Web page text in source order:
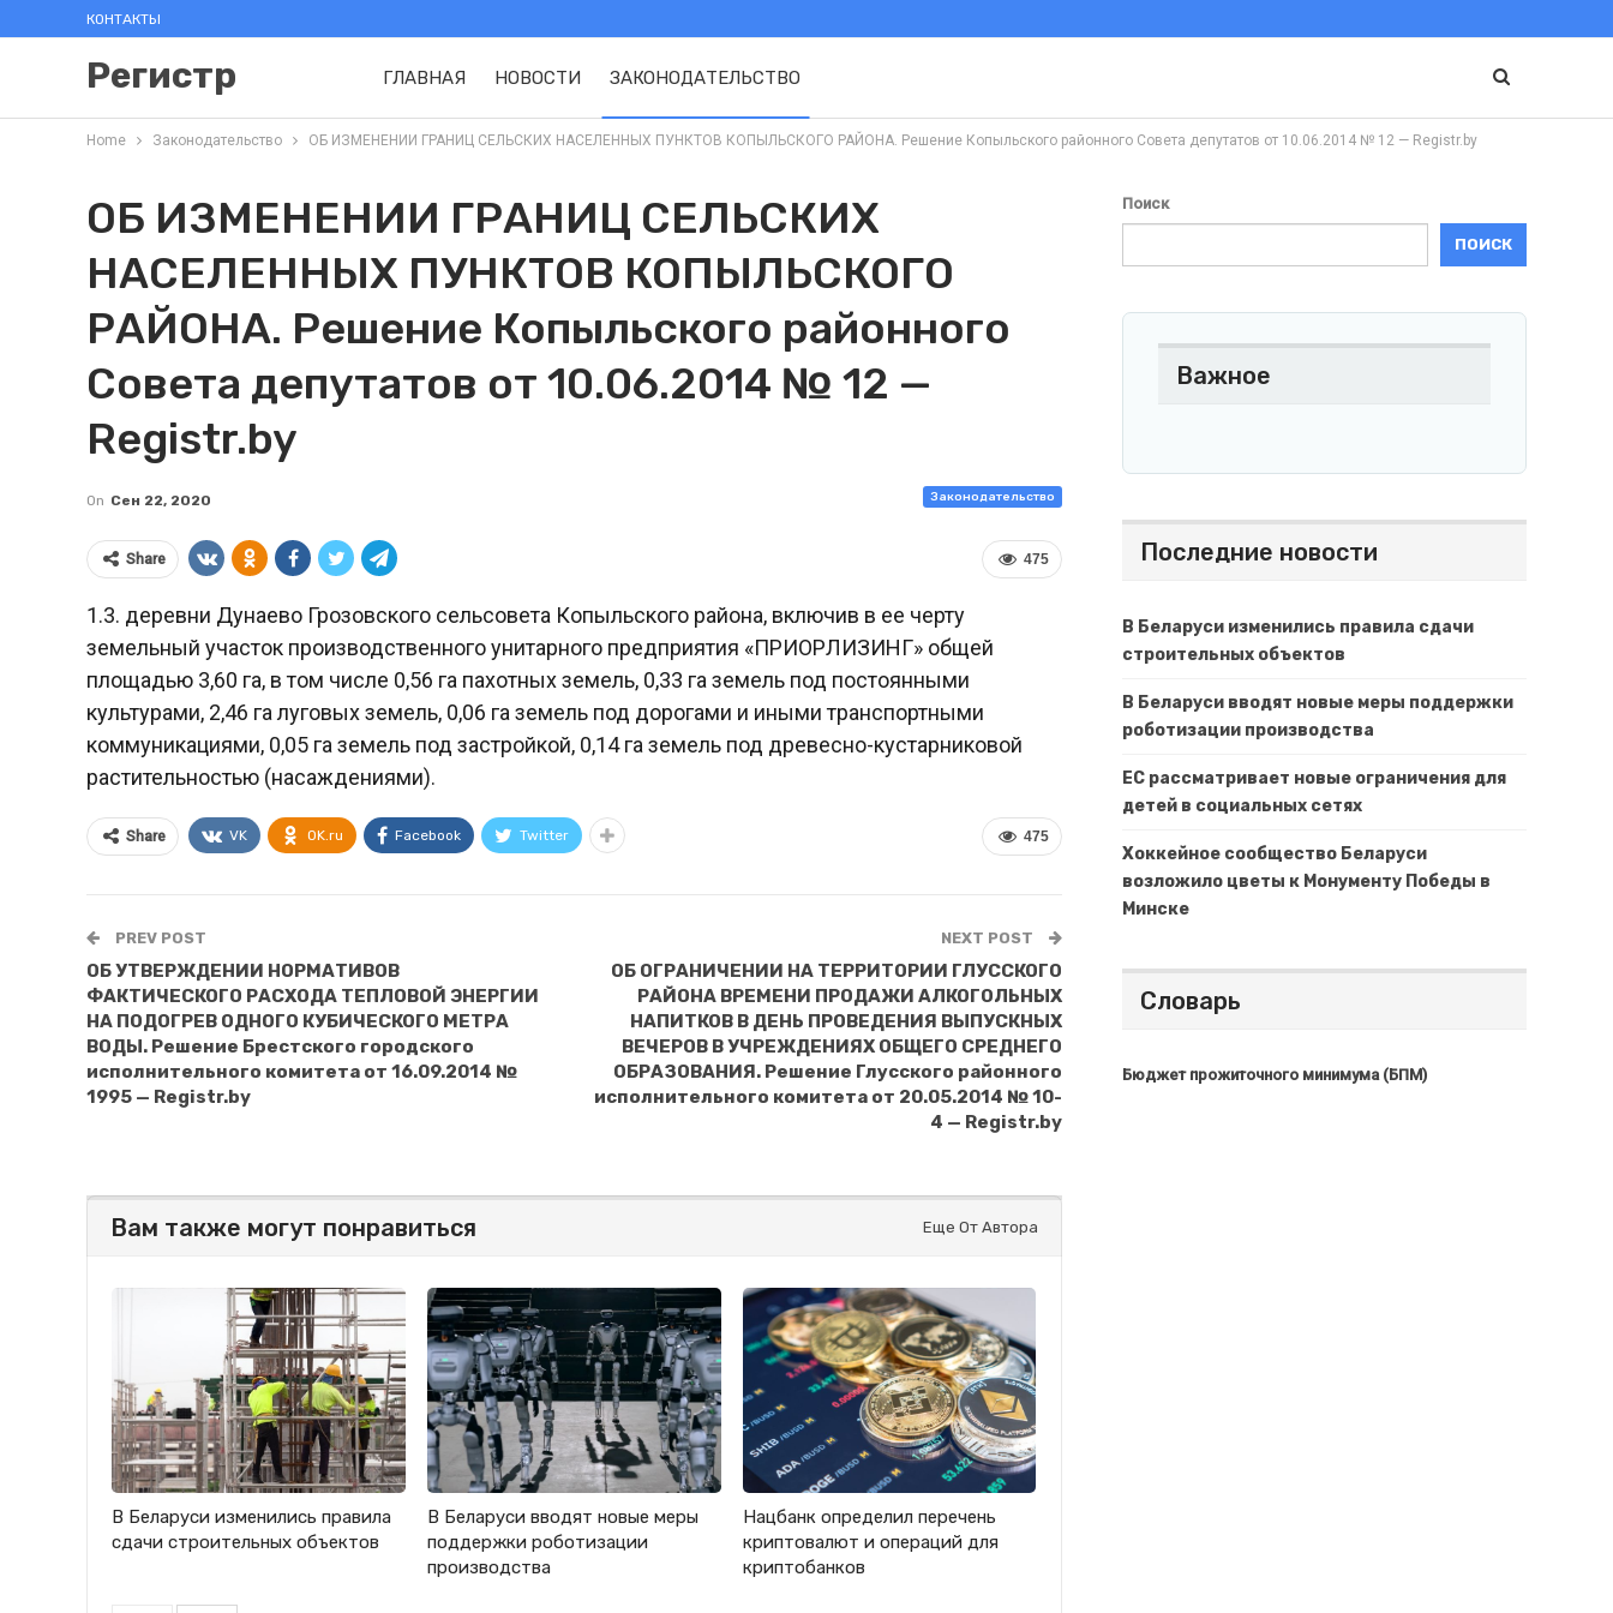
КОНТАКТЫ
Регистр ГЛАВНАЯ НОВОСТИ ЗАКОНОДАТЕЛЬСТВО
Home Законодательство ОБ ИЗМЕНЕНИИ ГРАНИЦ СЕЛЬСКИХ НАСЕЛЕННЫХ ПУНКТОВ КОПЫЛЬСКОГО РАЙОНА. Решение Копыльского районного Совета депутатов от 10.06.2014 № 12 — Registr.by
ОБ ИЗМЕНЕНИИ ГРАНИЦ СЕЛЬСКИХ
НАСЕЛЕННЫХ ПУНКТОВ КОПЫЛЬСКОГО
РАЙОНА. Решение Копыльского районного
Совета депутатов от 10.06.2014 № 12 —
Registr.by
Законодательство
On Сен 22, 2020
475
Share
1.3. деревни Дунаево Грозовского сельсовета Копыльского района, включив в ее черту
земельный участок производственного унитарного предприятия «ПРИОРЛИЗИНГ» общей
площадью 3,60 га, в том числе 0,56 га пахотных земель, 0,33 га земель под постоянными
культурами, 2,46 га луговых земель, 0,06 га земель под дорогами и иными транспортными
коммуникациями, 0,05 га земель под застройкой, 0,14 га земель под древесно-кустарниковой
растительностью (насаждениями).
475
Share VK OK.ru Facebook Twitter
PREV POST
ОБ УТВЕРЖДЕНИИ НОРМАТИВОВ
ФАКТИЧЕСКОГО РАСХОДА ТЕПЛОВОЙ ЭНЕРГИИ
НА ПОДОГРЕВ ОДНОГО КУБИЧЕСКОГО МЕТРА
ВОДЫ. Решение Брестского городского
исполнительного комитета от 16.09.2014 №
1995 — Registr.by
NEXT POST
ОБ ОГРАНИЧЕНИИ НА ТЕРРИТОРИИ ГЛУССКОГО
РАЙОНА ВРЕМЕНИ ПРОДАЖИ АЛКОГОЛЬНЫХ
НАПИТКОВ В ДЕНЬ ПРОВЕДЕНИЯ ВЫПУСКНЫХ
ВЕЧЕРОВ В УЧРЕЖДЕНИЯХ ОБЩЕГО СРЕДНЕГО
ОБРАЗОВАНИЯ. Решение Глусского районного
исполнительного комитета от 20.05.2014 № 10-
4 — Registr.by
Вам также могут понравиться Еще От Автора
В Беларуси изменились правила
сдачи строительных объектов
В Беларуси вводят новые меры
поддержки роботизации
производства
Нацбанк определил перечень
криптовалют и операций для
криптобанков
Поиск
ПОИСК
Важное
Последние новости
В Беларуси изменились правила сдачи
строительных объектов
В Беларуси вводят новые меры поддержки
роботизации производства
ЕС рассматривает новые ограничения для
детей в социальных сетях
Хоккейное сообщество Беларуси
возложило цветы к Монументу Победы в
Минске
Словарь
Бюджет прожиточного минимума (БПМ)